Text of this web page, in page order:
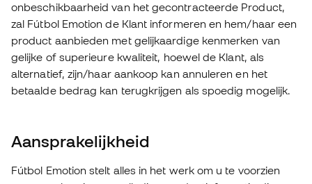
onbeschikbaarheid van het gecontracteerde Product,
zal Fútbol Emotion de Klant informeren en hem/haar een
product aanbieden met gelijkaardige kenmerken van
gelijke of superieure kwaliteit, hoewel de Klant, als
alternatief, zijn/haar aankoop kan annuleren en het
betaalde bedrag kan terugkrijgen als spoedig mogelijk.
Aansprakelijkheid
Fútbol Emotion stelt alles in het werk om u te voorzien